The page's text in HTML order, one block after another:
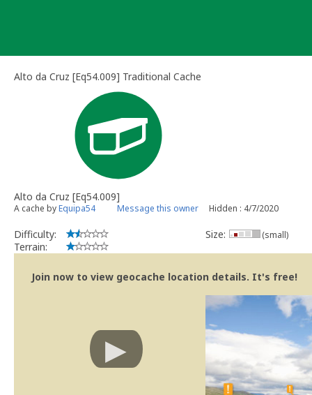
Alto da Cruz [Eq54.009] Traditional Cache
Alto da Cruz [Eq54.009]
A cache byEquipa54 Message this owner Hidden : 4/7/2020
Difficulty:
Terrain:
Size: (small)
Join now to view geocache location details. It's free!